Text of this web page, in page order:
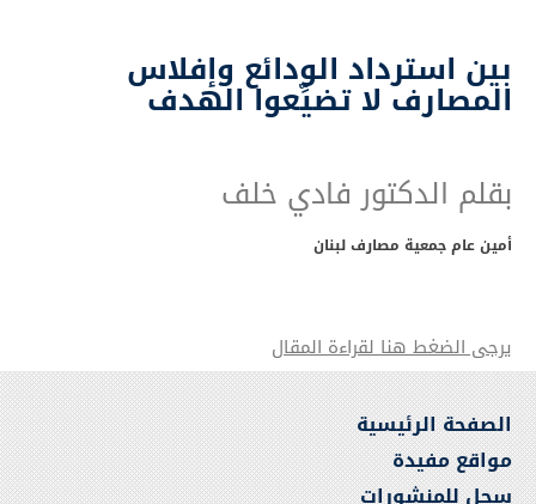
بين استرداد الودائع وإفلاس
المصارف لا تضيِّعوا الهدف
بقلم الدكتور فادي خلف
أمين عام جمعية مصارف لبنان
يرجى الضغط هنا لقراءة المقال
الصفحة الرئيسية
مواقع مفيدة
سجل للمنشورات